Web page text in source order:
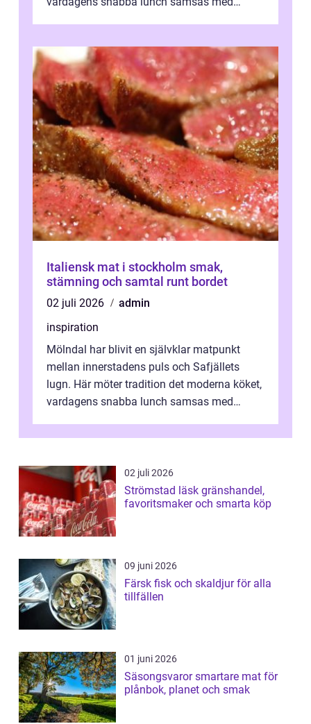
Italiensk mat i stockholm smak,
stämning och samtal runt bordet
02 juli 2026
admin
inspiration
Mölndal har blivit en självklar matpunkt
mellan innerstadens puls och Safjällets
lugn. Här möter tradition det moderna köket,
vardagens snabba lunch samsas med
02 juli 2026
Strömstad läsk gränshandel,
favoritsmaker och smarta köp
09 juni 2026
Färsk fisk och skaldjur för alla
tillfällen
01 juni 2026
Säsongsvaror smartare mat för
plånbok, planet och smak